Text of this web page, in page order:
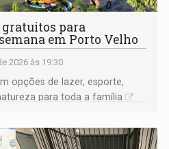
gratuitos para
em Porto Velho
2026 às 19:30
opções de lazer, esporte,
para toda a família